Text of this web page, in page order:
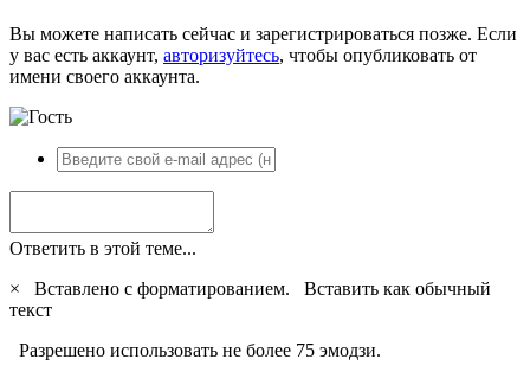
Вы можете написать сейчас и зарегистрироваться позже. Если
у вас есть аккаунт, авторизуйтесь, чтобы опубликовать от
имени своего аккаунта.
Ответить в этой теме...
×
Вставлено с форматированием. Вставить как обычный
текст
Разрешено использовать не более 75 эмодзи.